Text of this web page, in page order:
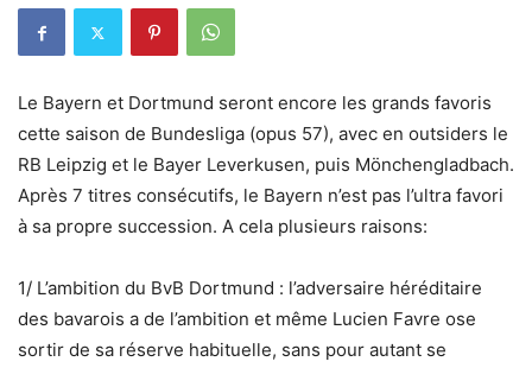
Le Bayern et Dortmund seront encore les grands favoris
cette saison de Bundesliga (opus 57), avec en outsiders le
RB Leipzig et le Bayer Leverkusen, puis Mönchengladbach.
Après 7 titres consécutifs, le Bayern n’est pas l’ultra favori
à sa propre succession. A cela plusieurs raisons:
1/ L’ambition du BvB Dortmund : l’adversaire héréditaire
des bavarois a de l’ambition et même Lucien Favre ose
sortir de sa réserve habituelle, sans pour autant se